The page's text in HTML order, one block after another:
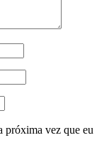
próxima vez que eu